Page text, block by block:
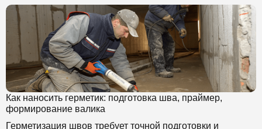
Как наносить герметик: подготовка шва, праймер,
формирование валика
Герметизация швов требует точной подготовки и